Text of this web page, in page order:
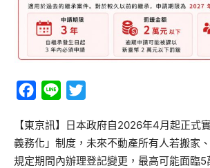
Facebook
Line
【東京訊】日本政府自2026年4月起正式
義務化」制度，未來不動產所有人若搬家
規定期間內辦理登記變更，最高可能面臨